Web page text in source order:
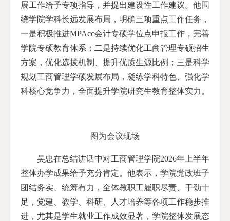
展工作给予专项指导，并提出建设性工作建议。他围
绕学院学科长远发展布局，明确三项重点工作任务，
一是积极推进MPAcc会计专硕学位点申报工作，完善
学院专硕教育体系；二是持续优化工商管理专硕招生
方案，优化选拔机制、提升优质生源比例；三是科学
规划工商管理学硕发展布局，凝练学科特色、强化学
科核心竞争力，全面提升学院研究生教育整体实力。
图为会议现场
吴忠在总结讲话中对工商管理学院2026年上半年
整体办学成果给予充分肯定。他表示，学院党政班子
团结务实、统筹有力，全体教职工履职尽责、干劲十
足，党建、教学、科研、人才培养等各项工作稳步推
进，尤其是学生就业工作成效显著，学院整体发展态